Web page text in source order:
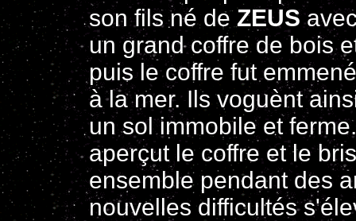
son fils né deZEUS
un grand coffre de bois
puis le coffre fut
à la mer. Ils voguènt
un sol immobile et
aperçut le coffre et le
ensemble pendant des
nouvelles difficultés